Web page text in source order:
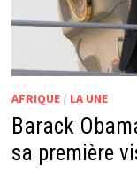
AFRIQUE/ LA UNE
Barack
sa première